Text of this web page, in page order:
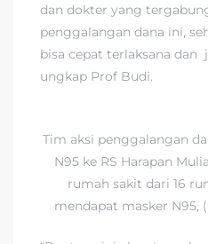
dan dokter yang
penggalangan dana ini,
bisa cepat terlaksana dan
ungkap Prof Budi.
Tim aksi penggalangan
N95 ke RS Harapan
rumah sakit dari 16
mendapat masker N95,